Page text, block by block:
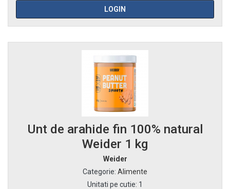
LOGIN
Unt de arahide fin 100% natural
Weider 1 kg
Weider
Categorie: Alimente
Unitati pe cutie: 1